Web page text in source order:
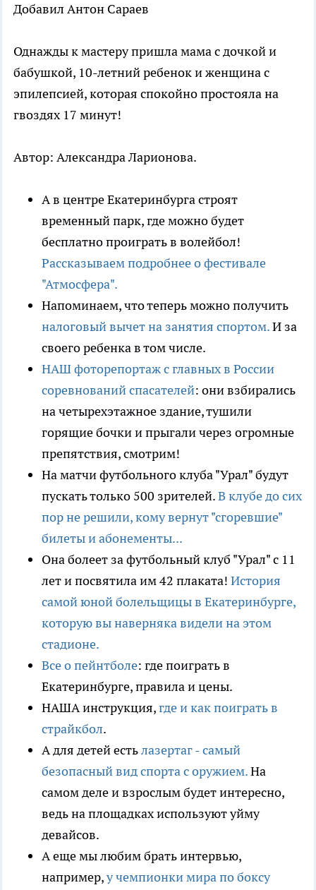
Добавил Антон Сараев
Однажды к мастеру пришла мама с дочкой и
бабушкой, 10-летний ребенок и женщина с
эпилепсией, которая спокойно простояла на
гвоздях 17 минут!
Автор: Александра Ларионова.
А в центре Екатеринбурга строят
временный парк, где можно будет
бесплатно проиграть в волейбол!
Рассказываем подробнее о фестивале
"Атмосфера".
Напоминаем, что теперь можно получить
налоговый вычет на занятия спортом.И за
своего ребенка в том числе.
НАШ фоторепортаж с главных в России
соревнований спасателей: они взбирались
на четырехэтажное здание, тушили
горящие бочки и прыгали через огромные
препятствия, смотрим!
На матчи футбольного клуба "Урал" будут
пускать только 500 зрителей.В клубе до сих
пор не решили, кому вернут "сгоревшие"
билеты и абонементы...
Она болеет за футбольный клуб "Урал" с 11
лет и посвятила им 42 плаката! История
самой юной болельщицы в Екатеринбурге,
которую вы наверняка видели на этом
стадионе.
Все о пейнтболе: где поиграть в
Екатеринбурге, правила и цены.
НАША инструкция,где и как поиграть в
страйкбол.
А для детей естьлазертаг - самый
безопасный вид спорта с оружием.На
самом деле и взрослым будет интересно,
ведь на площадках используют уйму
девайсов.
А еще мы любим брать интервью,
например,у чемпионки мира по боксу